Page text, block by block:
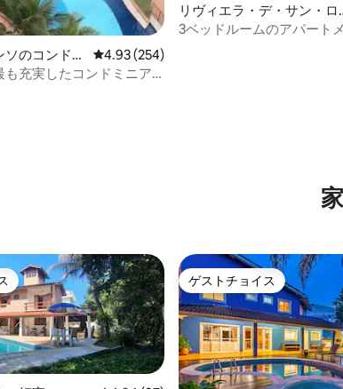
のコンドミ
レビュー254件、5つ星中4.93つ星の平均
4.93 (254)
も充実したコンドミニア
リヴィエラ・デ・サン・ロ
レンソのコンドミニアム
3ベッドルームのアパート
ゲストチョイス
ゲストチョイス